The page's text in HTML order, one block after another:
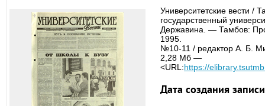
Университетские вести /
государственный
Державина. — Тамбов:
1995.
№10-11 / редактор А. Б.
2,28 Мб —
<URL:https://
Дата создания